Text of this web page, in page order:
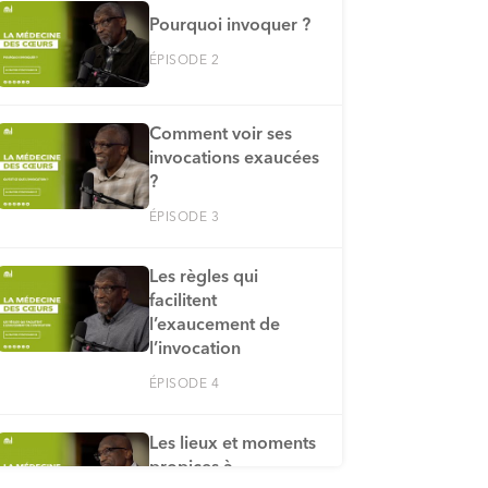
Pourquoi invoquer ?
ÉPISODE 2
Comment voir ses
invocations exaucées
?
ÉPISODE 3
Les règles qui
facilitent
l’exaucement de
l’invocation
ÉPISODE 4
Les lieux et moments
propices à